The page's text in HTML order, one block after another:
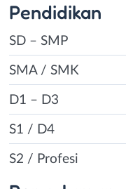
Pendidikan
SD – SMP
SMA / SMK
D1 – D3
S1 / D4
S2 / Profesi